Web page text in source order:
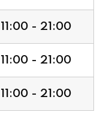
11:00 - 21:00
11:00 - 21:00
11:00 - 21:00